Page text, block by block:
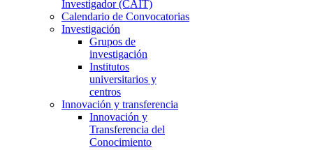
Investigador (CAIT)
Calendario de Convocatorias
Investigación
Grupos de
investigación
Institutos
universitarios y
centros
Innovación y transferencia
Innovación y
Transferencia del
Conocimiento